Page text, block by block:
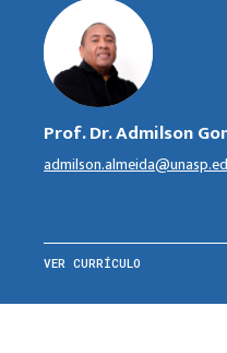
Prof. Dr. Admilson
VER CURRÍCULO